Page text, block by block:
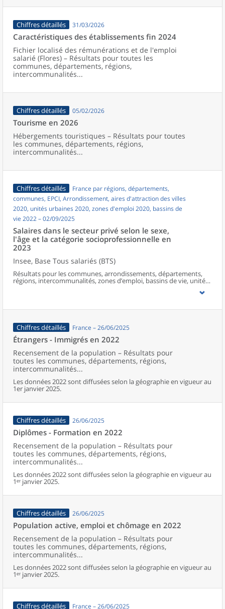
Chiffres détaillés 31/03/2026
Caractéristiques des établissements fin 2024
Fichier localisé des rémunérations et de l'emploi
salarié (Flores) – Résultats pour toutes les
communes, départements, régions,
intercommunalités...
Chiffres détaillés 05/02/2026
Tourisme en 2026
Hébergements touristiques – Résultats pour toutes
les communes, départements, régions,
intercommunalités...
Chiffres détaillés
France par régions, départements,
communes, EPCI, Arrondissement, aires d'attraction des villes
2020, unités urbaines 2020, zones d'emploi 2020, bassins de
vie 2022 – 02/09/2025
Salaires dans le secteur privé selon le sexe,
l'âge et la catégorie socioprofessionnelle en
2023
Insee, Base Tous salariés (BTS)
Résultats pour les communes, arrondissements, départements,
régions, intercommunalités, zones d’emploi, bassins de vie, unités
urbaines et aires d’attraction des villes de France hors Mayotte.
Chiffres détaillés France – 26/06/2025
Étrangers - Immigrés en 2022
Recensement de la population – Résultats pour
toutes les communes, départements, régions,
intercommunalités...
Les données 2022 sont diffusées selon la géographie en vigueur au
1er janvier 2025.
Chiffres détaillés 26/06/2025
Diplômes - Formation en 2022
Recensement de la population – Résultats pour
toutes les communes, départements, régions,
intercommunalités...
Les données 2022 sont diffusées selon la géographie en vigueur au
1ᵉʳ janvier 2025.
Chiffres détaillés 26/06/2025
Population active, emploi et chômage en 2022
Recensement de la population – Résultats pour
toutes les communes, départements, régions,
intercommunalités...
Les données 2022 sont diffusées selon la géographie en vigueur au
1ᵉʳ janvier 2025.
Chiffres détaillés France – 26/06/2025